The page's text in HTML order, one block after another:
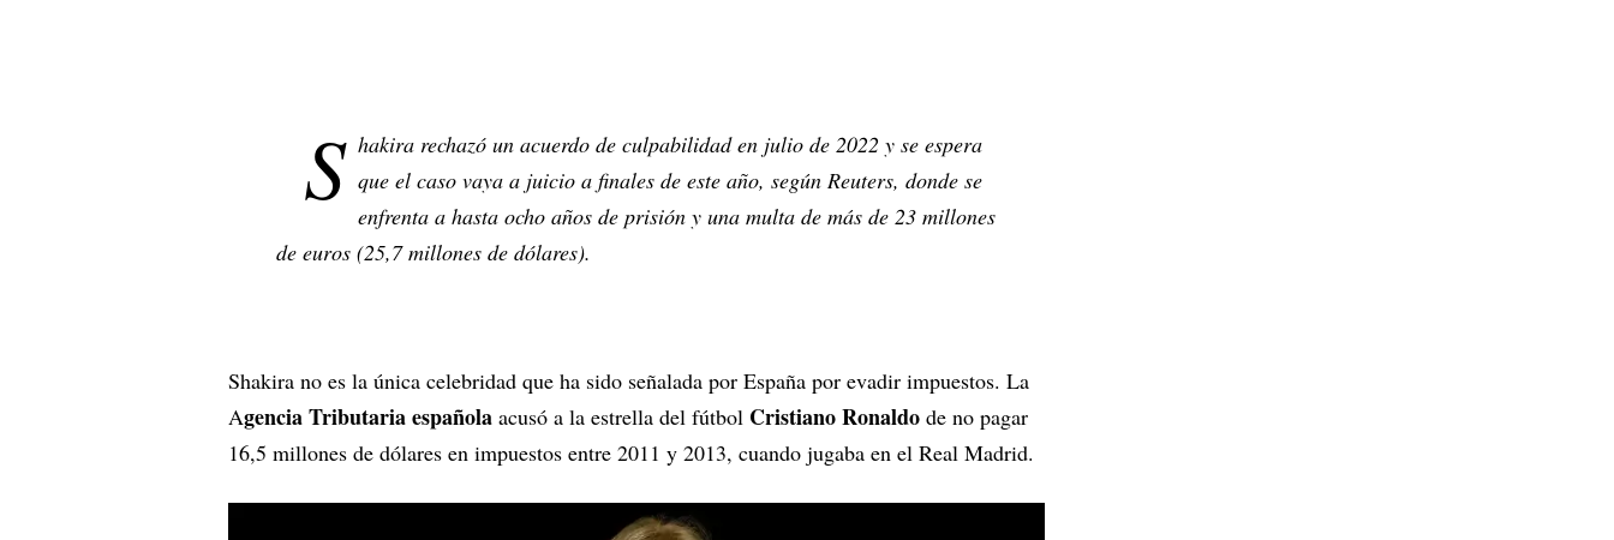
S hakira rechazó un acuerdo de culpabilidad en julio de 2022 y se espera
que el caso vaya a juicio a finales de este año, según Reuters, donde se
enfrenta a hasta ocho años de prisión y una multa de más de 23 millones
de euros (25,7 millones de dólares).
Shakira no es la única celebridad que ha sido señalada por España por evadir impuestos. La
Agencia Tributaria española acusó a la estrella del fútbol Cristiano Ronaldo de no pagar
16,5 millones de dólares en impuestos entre 2011 y 2013, cuando jugaba en el Real Madrid.